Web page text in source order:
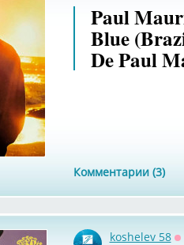
Paul
Blue
De Paul
Комментарии (3)
koshelev 58